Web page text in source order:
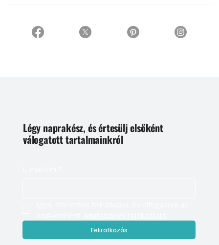
Légy naprakész, és értesülj elsőként
válogatott tartalmainkról
Feliratkozás